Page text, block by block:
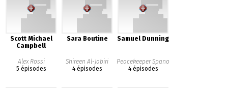
Scott Michael
Campbell
Alex Rossi
5 épisodes
Sara Boutine
Shireen Al-Jabiri
4 épisodes
Samuel Dunning
Peacekeeper Spano
4 épisodes